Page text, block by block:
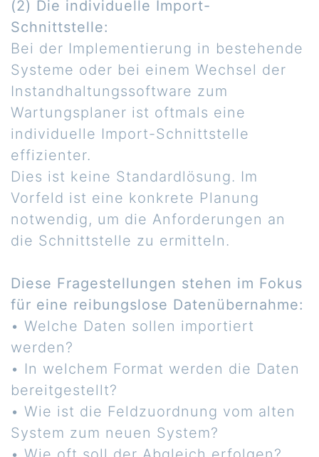
(2) Die individuelle Import-
Schnittstelle:
Bei der Implementierung in bestehende
Systeme oder bei einem Wechsel der
Instandhaltungssoftware zum
Wartungsplaner ist oftmals eine
individuelle Import-Schnittstelle
effizienter.
Dies ist keine Standardlösung. Im
Vorfeld ist eine konkrete Planung
notwendig, um die Anforderungen an
die Schnittstelle zu ermitteln.
Diese Fragestellungen stehen im Fokus
für eine reibungslose Datenübernahme:
• Welche Daten sollen importiert
werden?
• In welchem Format werden die Daten
bereitgestellt?
• Wie ist die Feldzuordnung vom alten
System zum neuen System?